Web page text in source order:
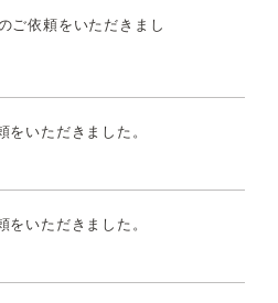
ご依頼をいただきまし
をいただきました。
をいただきました。